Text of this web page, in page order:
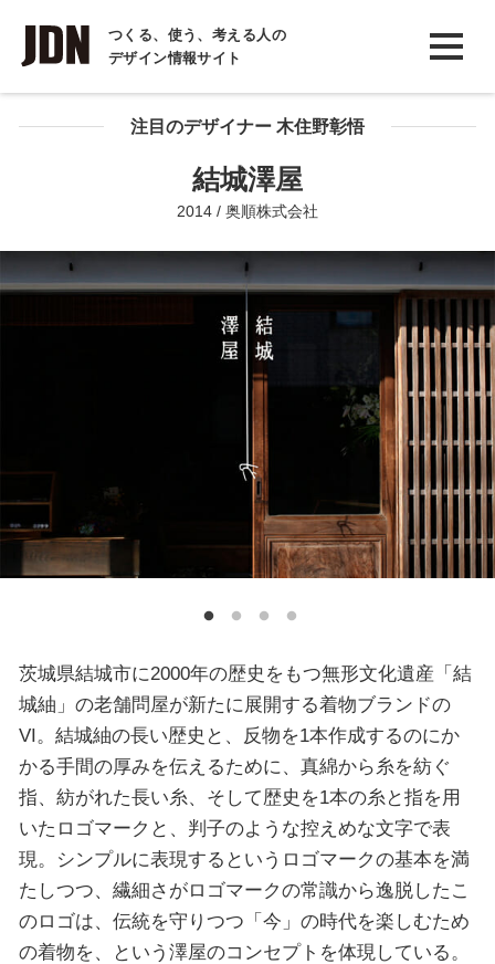
つくる、使う、考える人の
デザイン情報サイト
INTERVIEW
インタビュー
REPORT注目のデザイナー 木住野彰悟
結城澤屋
2014 / 奥順株式会社
茨城県結城市に2000年の歴史をもつ無形文化遺産「結
城紬」の老舗問屋が新たに展開する着物ブランドの
VI。結城紬の長い歴史と、反物を1本作成するのにか
かる手間の厚みを伝えるために、真綿から糸を紡ぐ
指、紡がれた長い糸、そして歴史を1本の糸と指を用
いたロゴマークと、判子のような控えめな文字で表
現。シンプルに表現するというロゴマークの基本を満
たしつつ、繊細さがロゴマークの常識から逸脱したこ
のロゴは、伝統を守りつつ「今」の時代を楽しむため
の着物を、という澤屋のコンセプトを体現している。